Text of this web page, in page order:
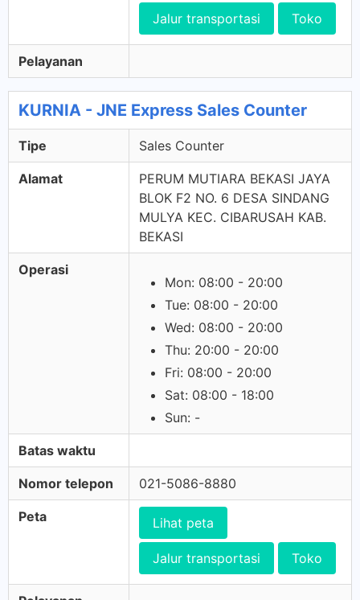
Jalur transportasi Toko
Pelayanan
KURNIA - JNE Express Sales Counter
Tipe Sales Counter
Alamat
PERUM MUTIARA BEKASI JAYA
BLOK F2 NO. 6 DESA SINDANG
MULYA KEC. CIBARUSAH KAB.
BEKASI
Operasi
Mon: 08:00 - 20:00
Tue: 08:00 - 20:00
Wed: 08:00 - 20:00
Thu: 20:00 - 20:00
Fri: 08:00 - 20:00
Sat: 08:00 - 18:00
Sun: -
Batas waktu
Nomor telepon 021-5086-8880
Peta Lihat peta
Jalur transportasi Toko